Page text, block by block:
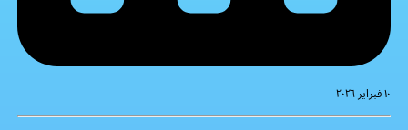
١٠ فبراير ٢٠٢٦